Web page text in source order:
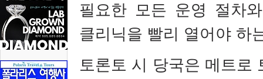
필요한 모든 운영 절차
클리닉을 빨리 열어야 하
토론토 시 당국은 메트로